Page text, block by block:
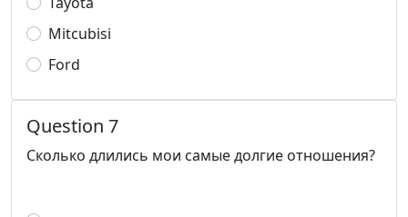
Mitcubisi
Ford
Question 7
Сколько длились мои самые долгие отношения?